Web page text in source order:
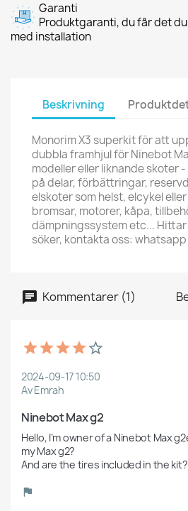
Garanti
Produktgaranti, du får det
med installation
Beskrivning
Monorim X3 superkit för att
dubbla framhjul för Ninebot
modeller eller liknande skoter
på delar, förbättringar,
elskoter som helst, elcykel
bromsar, motorer, kåpa,
dämpningssystem etc...
söker, kontakta oss:
Kommentarer (1)
2024-09-17 10:50
Av Emrah
Ninebot Max g2
Hello, I’m owner of a Ninebot Max
my Max g2?
And are the tires included in the kit?